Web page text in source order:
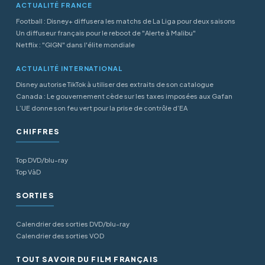
ACTUALITÉ FRANCE
Football : Disney+ diffusera les matchs de La Liga pour deux saisons
Un diffuseur français pour le reboot de "Alerte à Malibu"
Netflix : "GIGN" dans l'élite mondiale
ACTUALITÉ INTERNATIONAL
Disney autorise TikTok à utiliser des extraits de son catalogue
Canada : Le gouvernement cède sur les taxes imposées aux Gafan
L’UE donne son feu vert pour la prise de contrôle d’EA
CHIFFRES
Top DVD/blu-ray
Top VàD
SORTIES
Calendrier des sorties DVD/blu-ray
Calendrier des sorties VOD
TOUT SAVOIR DU FILM FRANÇAIS